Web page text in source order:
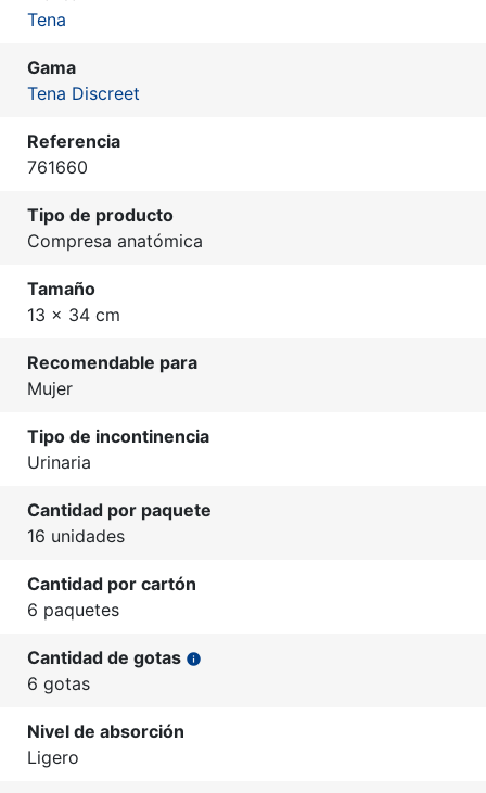
Tena
Gama
Tena Discreet
Referencia
761660
Tipo de producto
Compresa anatómica
Tamaño
13 x 34 cm
Recomendable para
Mujer
Tipo de incontinencia
Urinaria
Cantidad por paquete
16 unidades
Cantidad por cartón
6 paquetes
Cantidad de gotas info
6 gotas
Nivel de absorción
Ligero